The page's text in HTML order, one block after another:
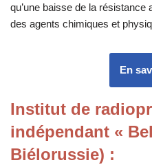
qu’une baisse de la
des agents chimiques et
En
Institut de
indépendant «
Biélorussie) :